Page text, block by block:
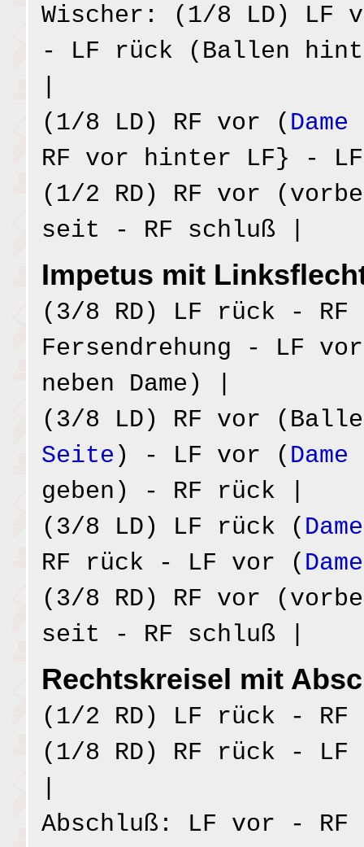
Wischer: (1/8 LD) LF
- LF rück (Ballen
(1/8 LD) RF vor (
RF vor hinter LF} -
(1/2 RD) RF vor
seit - RF schluß |
Impetus mit
(3/8 RD) LF rück - RF
Fersendrehung - LF
neben Dame) |
(3/8 LD) RF vor
Seite ) - LF vor (
geben) - RF rück |
(3/8 LD) LF rück (
RF rück - LF vor (
(3/8 RD) RF vor
seit - RF schluß |
Rechtskreisel mit
(1/2 RD) LF rück -
(1/8 RD) RF rück -
Abschluß: LF vor -